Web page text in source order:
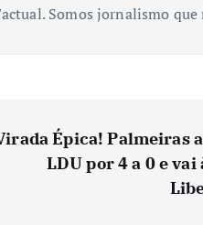
Somos jornalismo que
Épica! Palmeiras
LDU por 4 a 0 e